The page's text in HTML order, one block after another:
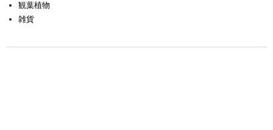
観葉植物
雑貨